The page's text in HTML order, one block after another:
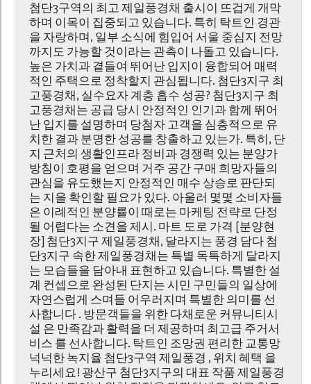
첨단3구역의 최고 제일풍경채 출시이 뜨겁게 개막
하며 이목이 집중되고 있습니다. 특히 탁트인 경관
을 자랑하며, 일부 소식에 힘입어 서울 중심지 전망
까지도 가능할 것이라는 관측이 나돌고 있습니다.
높은 가치과 곁들여 뛰어난 입지이 융합되어 매력
적인 주택으로 정착할지 관심됩니다. 첨단3지구 최
고풍경채, 실수요자 계층 흡수 성공? 첨단3지구 최
고풍경채는 공급 당시 안정적인 인기과 함께 뛰어
난 입지를 설명하며 당첨자 고객을 심층적으로 유
치한 결과 분명한 성공를 창출하고 있는가. 특히, 단
지 근처의 생활인프라 정비과 경쟁력 있는 분양가
방침이 호평을 얻으며 거주 공간 구매 희망자들의
관심을 유도했는지 안정적인 매수 상승로 판단되
는 지을 확인할 필요가 있다. 아울러 몇몇 소비자들
은 이례적인 분양률이 때로는 마케팅 전략로 단정
될 어렵다는 소견을 제시. 마트 도로 가격 [분양현
장] 첨단3지구 제일풍경채, 달라지는 풍경 담다 첨
단3지구 속한 제일풍경채는 특별 독특하게 달라지
는 모습들을 담아내 표현하고 있습니다. 특별한 설
계 컨셉으로 완성된 단지는 시민 구민들의 일상에
자연스럽게 스며들 어우러지며 특별한 의미를 선
사합니다 . 방문객들을 위한 다채로운 커뮤니티시
설 은 만족감과 활력을 더 제공하며 최고급 주거서
비스 를 선사합니다. 탁트인 조망권 편리한 교통망
넉넉한 녹지율 첨단3구역 제일풍경 , 위치 혜택 을
누리세요! 광산구 첨단3지구의 대표 작품 제일풍경